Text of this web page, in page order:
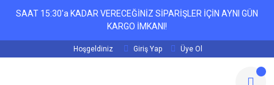
SAAT 15:30'a KADAR VERECEĞİNİZ SİPARİŞLER İÇİN AYNI GÜN
KARGO İMKANI!
Hoşgeldiniz Giriş Yap Üye Ol